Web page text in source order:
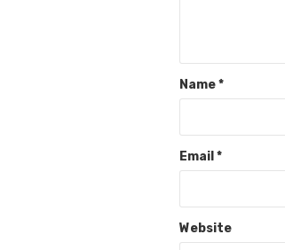
Name*
Email *
Website